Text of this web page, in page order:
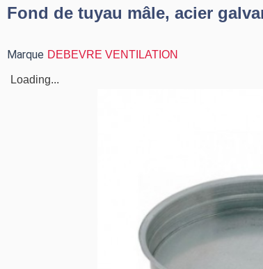
Fond de tuyau mâle, acier
Marque DEBEVRE VENTILATION
Loading...